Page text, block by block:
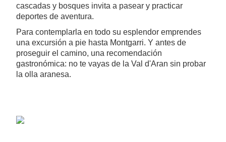
cascadas y bosques invita a pasear y practicar
deportes de aventura.
Para contemplarla en todo su esplendor emprendes
una excursión a pie hasta Montgarri. Y antes de
proseguir el camino, una recomendación
gastronómica: no te vayas de la Val d'Aran sin probar
la olla aranesa.